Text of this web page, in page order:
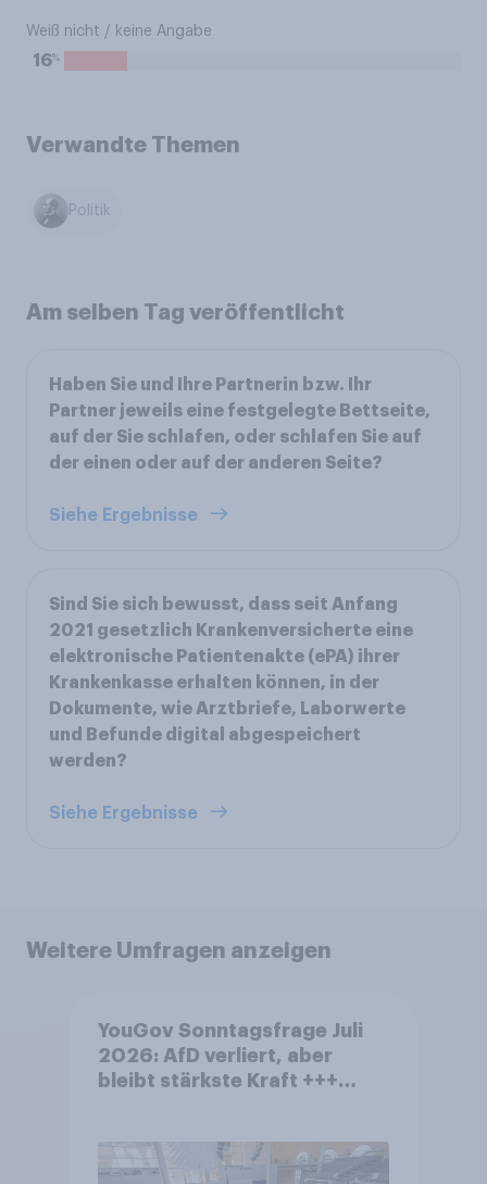
Weiß nicht / keine Angabe
16%
Verwandte Themen
Politik
Am selben Tag veröffentlicht
Haben Sie und Ihre Partnerin bzw. Ihr
Partner jeweils eine festgelegte Bettseite,
auf der Sie schlafen, oder schlafen Sie auf
der einen oder auf der anderen Seite?
Siehe Ergebnisse
Sind Sie sich bewusst, dass seit Anfang
2021 gesetzlich Krankenversicherte eine
elektronische Patientenakte (ePA) ihrer
Krankenkasse erhalten können, in der
Dokumente, wie Arztbriefe, Laborwerte
und Befunde digital abgespeichert
werden?
Siehe Ergebnisse
Weitere Umfragen anzeigen
YouGov Sonntagsfrage Juli
2026: AfD verliert, aber
bleibt stärkste Kraft +++